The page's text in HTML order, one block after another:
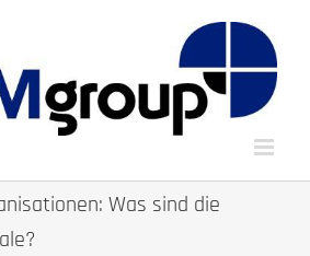
Was sind die